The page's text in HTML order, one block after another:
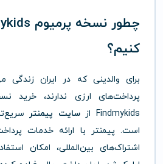
کنیم؟
برای والدینی که در ایران
پرداخت‌های ارزی ندارند، خرید
Findmykids از
سایت پیمنتر
است. پیمنتر با ارائه خدمات
اشتراک‌های بین‌المللی، امکان